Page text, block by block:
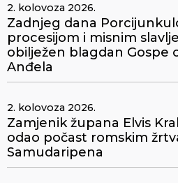
2. kolovoza 2026.
Zadnjeg dana
procesijom i misnim
obilježen blagdan Gospe
Anđela
2. kolovoza 2026.
Zamjenik župana Elvis
odao počast romskim
Samudaripena